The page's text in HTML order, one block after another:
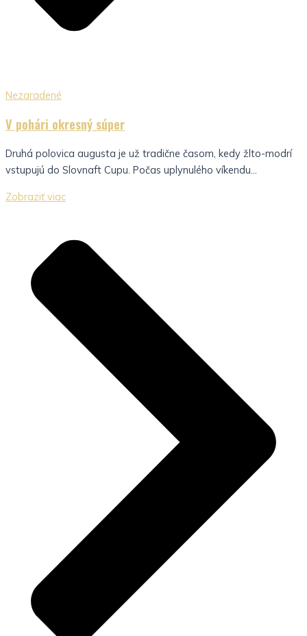
Nezaradené
V pohári okresný súper
Druhá polovica augusta je už tradične časom, kedy žlto-modrí
vstupujú do Slovnaft Cupu. Počas uplynulého víkendu...
Zobraziť viac